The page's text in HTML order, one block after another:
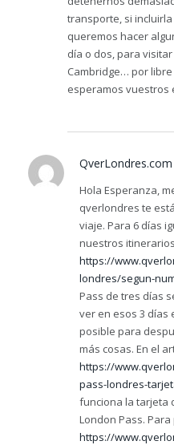
transporte, si incluirla
queremos hacer
día o dos, para
Cambridge… por
esperamos vuestros
QverLondres.com
Hola Esperanza,
qverlondres te
viaje. Para 6 días
nuestros
https://
londres/segun-
Pass de tres días
ver en esos 3 días
posible para
más cosas. En el
https://
pass-londres-
funciona la tarjeta
London Pass.
https://